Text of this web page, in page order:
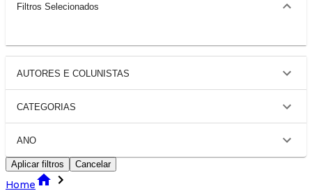
Filtros Selecionados
AUTORES E COLUNISTAS
CATEGORIAS
ANO
Aplicar filtros Cancelar
Home